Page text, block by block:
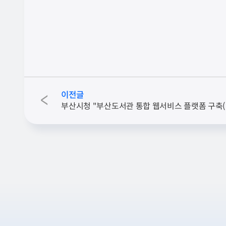
<
이전글
부산시청 "부산도서관 통합 웹서비스 플랫폼 구